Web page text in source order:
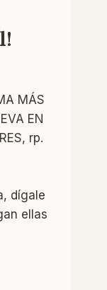
MÁS
EN
rp.
dígale
ellas